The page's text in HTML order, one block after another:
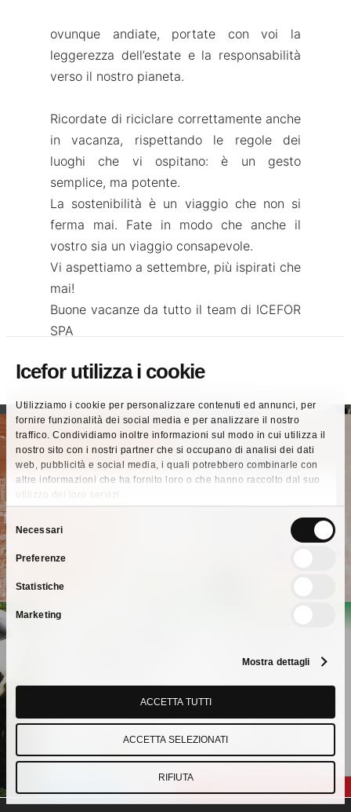
Icefor utilizza i cookie
Utilizziamo i cookie per personalizzare contenuti ed annunci, per
fornire funzionalità dei social media e per analizzare il nostro
traffico. Condividiamo inoltre informazioni sul modo in cui utilizza il
nostro sito con i nostri partner che si occupano di analisi dei dati
web, pubblicità e social media, i quali potrebbero combinarle con
altre informazioni che ha fornito loro o che hanno raccolto dal suo
utilizzo dei loro servizi.
Selezione
del
consenso
Necessari
Preferenze
Statistiche
Marketing
Mostra dettagli
ACCETTA TUTTI
ACCETTA SELEZIONATI
RIFIUTA
ovunque andiate, portate con voi la
leggerezza dell’estate e la responsabilità
verso il nostro pianeta.
Ricordate di riciclare correttamente anche
in vacanza, rispettando le regole dei
luoghi che vi ospitano: è un gesto
semplice, ma potente.
La sostenibilità è un viaggio che non si
ferma mai. Fate in modo che anche il
vostro sia un viaggio consapevole.
Vi aspettiamo a settembre, più ispirati che
mai!
Buone vacanze da tutto il team di ICEFOR
SPA
Previous Post
I.C.E. FOR vi aspetta al BRICO DAY
MEMORIAL GIORGIO ANTONIUZZI -
Sabato 5 Luglio 2025